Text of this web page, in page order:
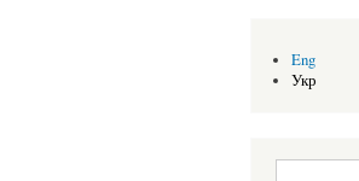
Eng
Укр
Search form